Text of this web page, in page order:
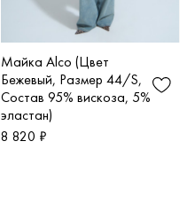
Майка Alco (Цвет
Бежевый, Размер 44/S,
Состав 95% вискоза, 5%
эластан)
8 820 ₽